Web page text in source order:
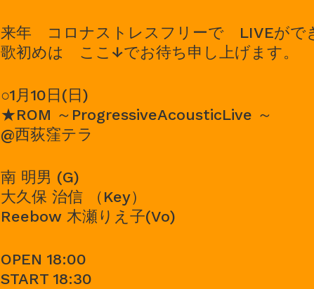
来年 コロナストレスフリーで LIVEがで
歌初めは ここ↓でお待ち申し上げます。
○1月10日(日)
★ROM ～ProgressiveAcousticLive ～
@西荻窪テラ
南 明男 (G)
大久保 治信 （Key）
Reebow 木瀬りえ子(Vo)
OPEN 18:00
START 18:30